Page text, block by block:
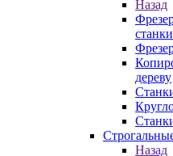
Назад
станки
дереву
Назад